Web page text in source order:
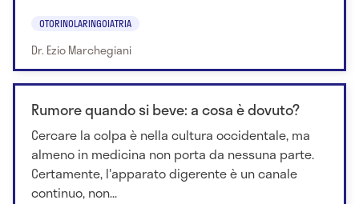
OTORINOLARINGOIATRIA
Dr. Ezio Marchegiani
Rumore quando si beve: a cosa è dovuto?
Cercare la colpa è nella cultura occidentale, ma
almeno in medicina non porta da nessuna parte.
Certamente, l'apparato digerente è un canale
continuo, non...